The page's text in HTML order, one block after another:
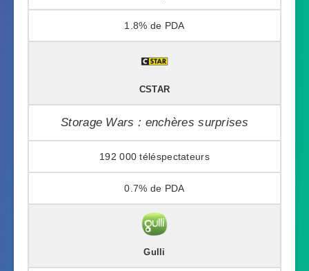
1.8%
CSTAR
Storage Wars : enchères surprises
192 000
0.7%
Gulli